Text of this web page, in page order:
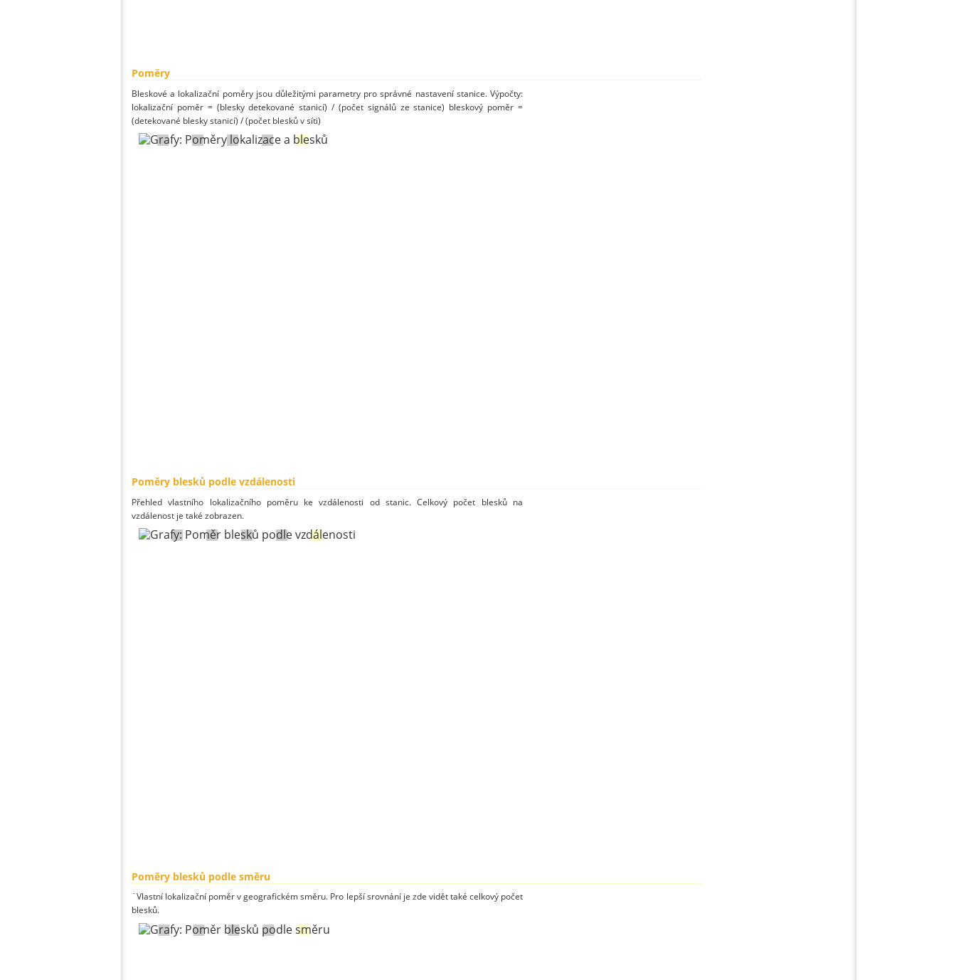
Poměry
Bleskové a lokalizační poměry jsou důležitými parametry pro správné nastavení stanice. Výpočty:
lokalizační poměr = (blesky detekované stanicí) / (počet signálů ze stanice) bleskový poměr =
(detekované blesky stanicí) / (počet blesků v síti)
Poměry blesků podle vzdálenosti
Přehled vlastního lokalizačního poměru ke vzdálenosti od stanic. Celkový počet blesků na
vzdálenost je také zobrazen.
Poměry blesků podle směru
¨Vlastní lokalizační poměr v geografickém směru. Pro lepší srovnání je zde vidět také celkový počet
blesků.